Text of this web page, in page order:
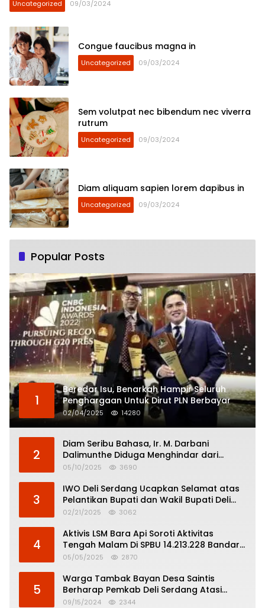
Uncategorized 09/03/2024
Congue faucibus magna in
Uncategorized 09/03/2024
Sem volutpat nec bibendum nec viverra
rutrum
Uncategorized 09/03/2024
Diam aliquam sapien lorem dapibus in
Uncategorized 09/03/2024
Popular Posts
1
Beredar Isu, Benarkah Hampir Seluruh
Penghargaan Untuk Dirut PLN Berbayar
02/04/2025 14280
2
Diam Seribu Bahasa, Ir. M. Darbani
Dalimunthe Diduga Menghindar dari
Pertanggungjawaban Politik
05/10/2025 3690
3
IWO Deli Serdang Ucapkan Selamat atas
Pelantikan Bupati dan Wakil Bupati Deli
Serdang
02/21/2025 3062
4
Aktivis LSM Bara Api Soroti Aktivitas
Tengah Malam Di SPBU 14.213.228 Bandar
Tinggi
05/05/2025 2870
5
Warga Tambak Bayan Desa Saintis
Berharap Pemkab Deli Serdang Atasi
Banjir
09/15/2024 2344